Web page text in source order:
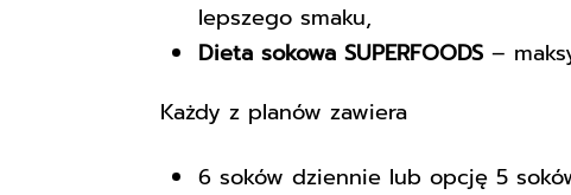
lepszego smaku,
Dieta sokowa SUPERFOODS–
Każdy z planów zawiera
6 soków dziennie lub opcję 5